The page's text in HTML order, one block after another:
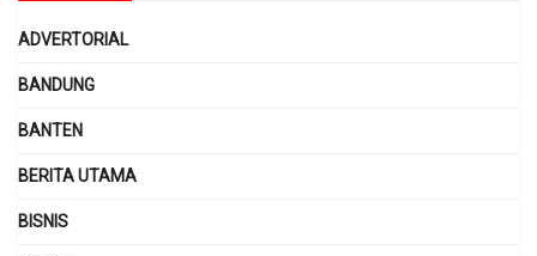
ADVERTORIAL
BANDUNG
BANTEN
BERITA UTAMA
BISNIS